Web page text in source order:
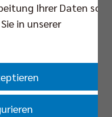
Ihrer Daten
in unserer